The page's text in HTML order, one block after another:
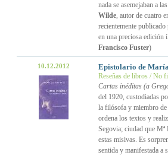
nada se asemejaban a
Wilde, autor de cuatro
recientemente
en una preciosa edición
Francisco Fuster)
10.12.2012 Epistolario de
Reseñas de libros / No
Cartas inéditas (a
del 1920, custodiadas
la filósofa y miembro
ordena los textos y
Segovia; ciudad que Mª
estas misivas. Es
sentida y manifestada a